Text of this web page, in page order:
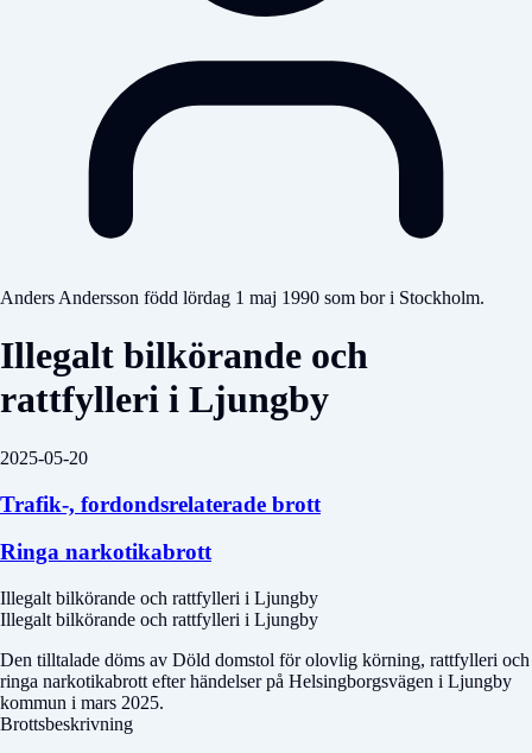
Anders Andersson född lördag 1 maj 1990 som bor i Stockholm.
Illegalt bilkörande och
rattfylleri i Ljungby
2025-05-20
Trafik-, fordondsrelaterade brott
Ringa narkotikabrott
Illegalt bilkörande och rattfylleri i Ljungby
Illegalt bilkörande och rattfylleri i Ljungby
Den tilltalade döms av Döld domstol för olovlig körning, rattfylleri och
ringa narkotikabrott efter händelser på Helsingborgsvägen i Ljungby
kommun i mars 2025.
Brottsbeskrivning